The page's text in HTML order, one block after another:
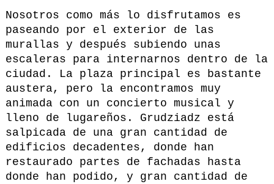
Nosotros como más lo disfrutamos es
paseando por el exterior de las
murallas y después subiendo unas
escaleras para internarnos dentro de la
ciudad. La plaza principal es bastante
austera, pero la encontramos muy
animada con un concierto musical y
lleno de lugareños. Grudziadz está
salpicada de una gran cantidad de
edificios decadentes, donde han
restaurado partes de fachadas hasta
donde han podido, y gran cantidad de